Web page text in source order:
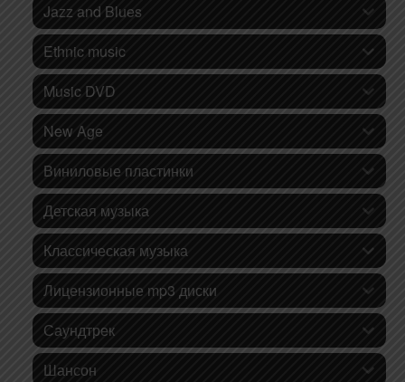
Jazz and Blues
Ethnic music
Music DVD
New Age
Виниловые пластинки
Детская музыка
Классическая музыка
Лицензионные mp3 диски
Саундтрек
Шансон